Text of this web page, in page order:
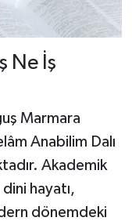
Ne İş
Marmara
Anabilim Dalı
Akademik
dini hayatı,
dönemdeki